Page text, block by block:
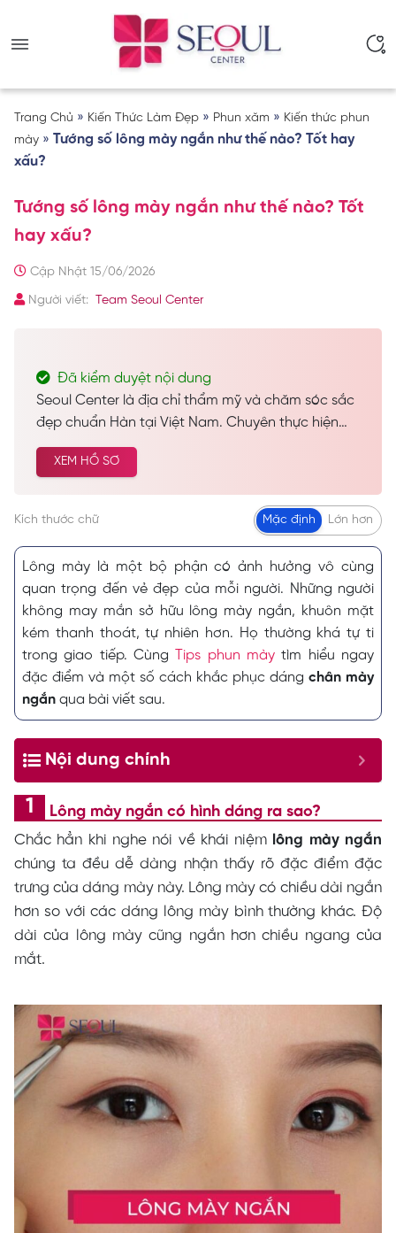
Trang Chủ » Kiến Thức Làm Đẹp » Phun xăm » Kiến thức phun
mày » Tướng số lông mày ngắn như thế nào? Tốt hay
xấu?
Tướng số lông mày ngắn như thế nào? Tốt
hay xấu?
Cập Nhật 15/06/2026
Người viết: Team Seoul Center
Đã kiểm duyệt nội dung
Seoul Center là địa chỉ thẩm mỹ và chăm sóc sắc
đẹp chuẩn Hàn tại Việt Nam. Chuyên thực hiện
các dịch vụ spa làm đẹp, chăm sóc da công nghệ
cao… Được nhiều khách hàng tin tưởng và lựa
XEM HỒ SƠ
Kích thước chữ Mặc định Lớn hơn
Lông mày là một bộ phận có ảnh hưởng vô cùng
quan trọng đến vẻ đẹp của mỗi người. Những người
không may mắn sở hữu lông mày ngắn, khuôn mặt
kém thanh thoát, tự nhiên hơn. Họ thường khá tự ti
trong giao tiếp. Cùng
Tips phun mày tìm hiểu ngay
đặc điểm và một số cách khắc phục dáng chân mày
ngắn qua bài viết sau.
Nội dung chính
Lông mày ngắn có hình dáng ra sao?
Chắc hẳn khi nghe nói về khái niệm lông mày ngắn
chúng ta đều dễ dàng nhận thấy rõ đặc điểm đặc
trưng của dáng mày này. Lông mày có chiều dài ngắn
hơn so với các dáng lông mày bình thường khác. Độ
dài của lông mày cũng ngắn hơn chiều ngang của
mắt.